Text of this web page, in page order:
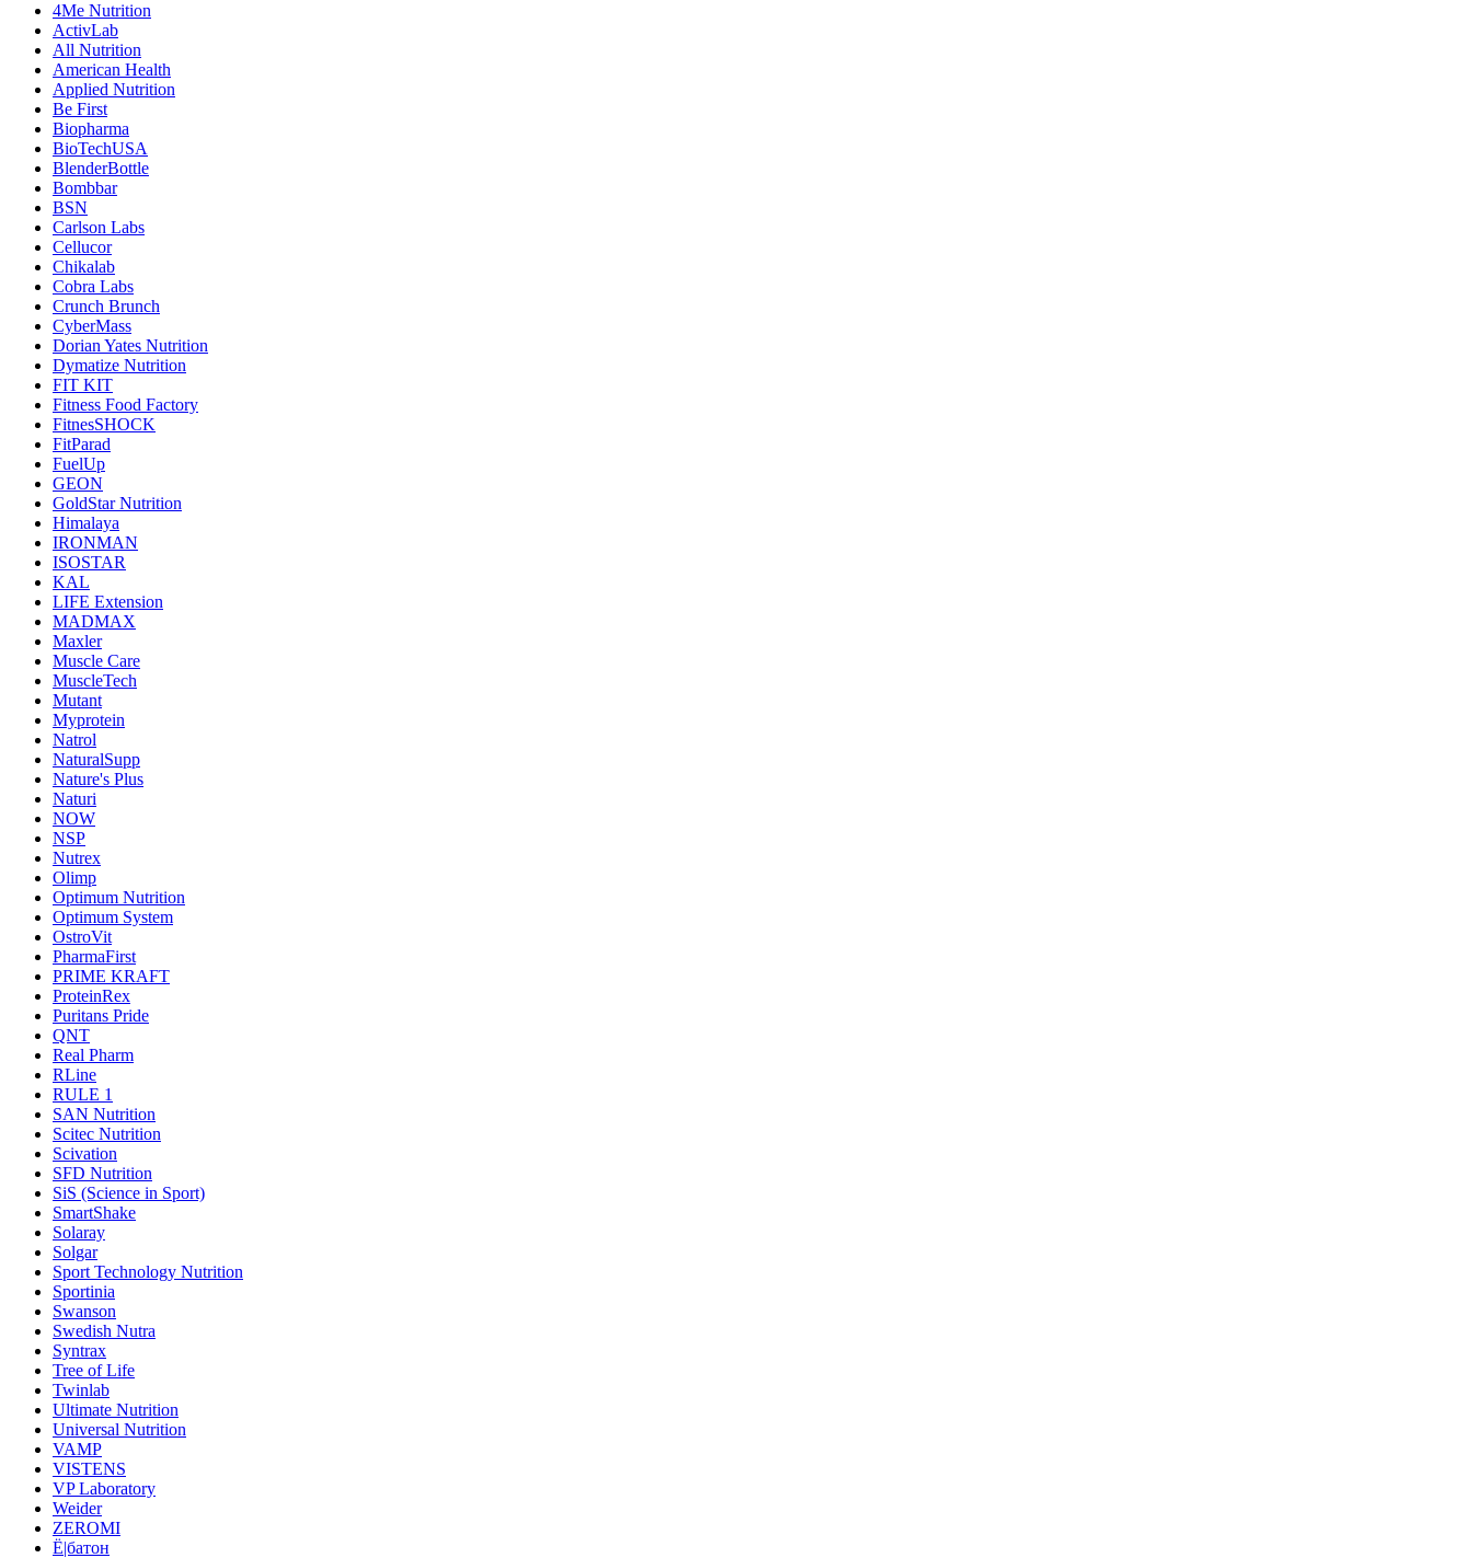
4Me Nutrition
ActivLab
All Nutrition
American Health
Applied Nutrition
Be First
Biopharma
BioTechUSA
BlenderBottle
Bombbar
BSN
Carlson Labs
Cellucor
Chikalab
Cobra Labs
Crunch Brunch
CyberMass
Dorian Yates Nutrition
Dymatize Nutrition
FIT KIT
Fitness Food Factory
FitnesSHOCK
FitParad
FuelUp
GEON
GoldStar Nutrition
Himalaya
IRONMAN
ISOSTAR
KAL
LIFE Extension
MADMAX
Maxler
Muscle Care
MuscleTech
Mutant
Myprotein
Natrol
NaturalSupp
Nature's Plus
Naturi
NOW
NSP
Nutrex
Olimp
Optimum Nutrition
Optimum System
OstroVit
PharmaFirst
PRIME KRAFT
ProteinRex
Puritans Pride
QNT
Real Pharm
RLine
RULE 1
SAN Nutrition
Scitec Nutrition
Scivation
SFD Nutrition
SiS (Science in Sport)
SmartShake
Solaray
Solgar
Sport Technology Nutrition
Sportinia
Swanson
Swedish Nutra
Syntrax
Tree of Life
Twinlab
Ultimate Nutrition
Universal Nutrition
VAMP
VISTENS
VP Laboratory
Weider
ZEROMI
Ё|батон